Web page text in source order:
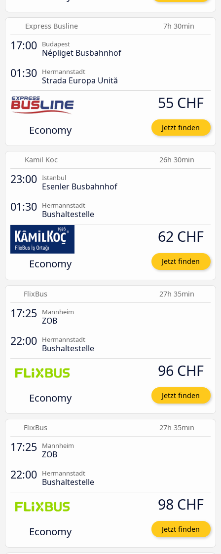
Express Busline 7h 30min
17:00 Budapest
Népliget Busbahnhof
01:30 Hermannstadt
Strada Europa Unită
Economy
55 CHF
Jetzt finden
Kamil Koc 26h 30min
23:00 Istanbul
Esenler Busbahnhof
01:30 Hermannstadt
Bushaltestelle
Economy
62 CHF
Jetzt finden
FlixBus 27h 35min
17:25 Mannheim
ZOB
22:00 Hermannstadt
Bushaltestelle
Economy
96 CHF
Jetzt finden
FlixBus 27h 35min
17:25 Mannheim
ZOB
22:00 Hermannstadt
Bushaltestelle
Economy
98 CHF
Jetzt finden